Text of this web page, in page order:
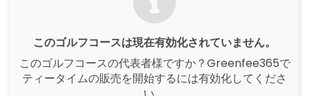
このゴルフコースは現在有効化されていません。
このゴルフコースの代表者様ですか？Greenfee365で
ティータイムの販売を開始するには有効化してくださ